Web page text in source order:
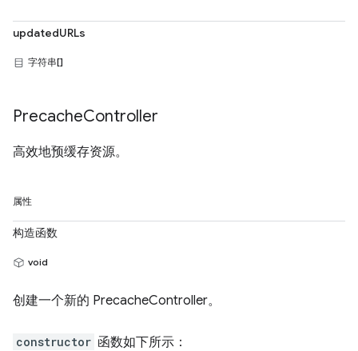
updatedURLs
字符串[]
PrecacheController
高效地预缓存资源。
属性
构造函数
void
创建一个新的 PrecacheController。
constructor 函数如下所示：